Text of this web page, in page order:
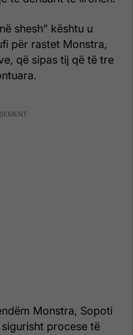
shesh” kështu u
për rastet Monstra,
që sipas tij që të tre
Monstra, Sopoti
procese të